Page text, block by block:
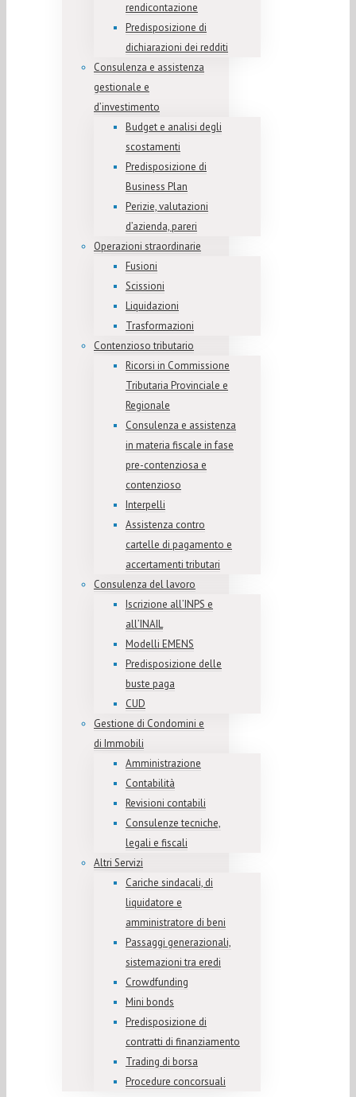
rendicontazione
Predisposizione di
dichiarazioni dei redditi
Consulenza e assistenza
gestionale e
d’investimento
Budget e analisi degli
scostamenti
Predisposizione di
Business Plan
Perizie, valutazioni
d’azienda, pareri
Operazioni straordinarie
Fusioni
Scissioni
Liquidazioni
Trasformazioni
Contenzioso tributario
Ricorsi in Commissione
Tributaria Provinciale e
Regionale
Consulenza e assistenza
in materia fiscale in fase
pre-contenziosa e
contenzioso
Interpelli
Assistenza contro
cartelle di pagamento e
accertamenti tributari
Consulenza del lavoro
Iscrizione all’INPS e
all’INAIL
Modelli EMENS
Predisposizione delle
buste paga
CUD
Gestione di Condomini e
di Immobili
Amministrazione
Contabilità
Revisioni contabili
Consulenze tecniche,
legali e fiscali
Altri Servizi
Cariche sindacali, di
liquidatore e
amministratore di beni
Passaggi generazionali,
sistemazioni tra eredi
Crowdfunding
Mini bonds
Predisposizione di
contratti di finanziamento
Trading di borsa
Procedure concorsuali